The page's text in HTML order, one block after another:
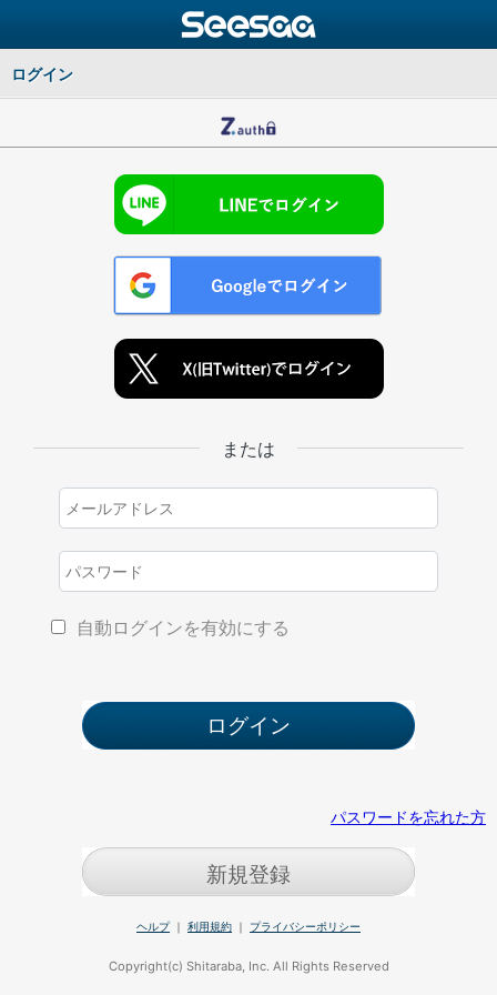
ログイン
または
自動ログインを有効にする
パスワードを忘れた方
新規登録
ヘルプ｜ 利用規約 ｜ プライバシーポリシー
Copyright(c) Shitaraba, Inc. All Rights Reserved